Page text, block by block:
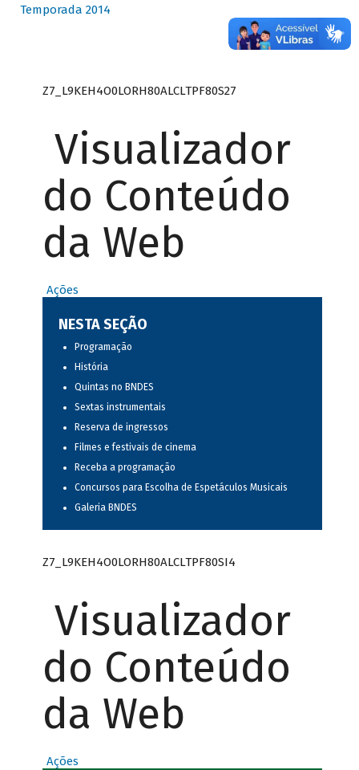
Temporada 2014
Z7_L9KEH4O0LORH80ALCLTPF80S27
Visualizador
do Conteúdo
da Web
Ações
NESTA SEÇÃO
Programação
História
Quintas no BNDES
Sextas instrumentais
Reserva de ingressos
Filmes e festivais de cinema
Receba a programação
Concursos para Escolha de Espetáculos Musicais
Galeria BNDES
Z7_L9KEH4O0LORH80ALCLTPF80SI4
Visualizador
do Conteúdo
da Web
Ações